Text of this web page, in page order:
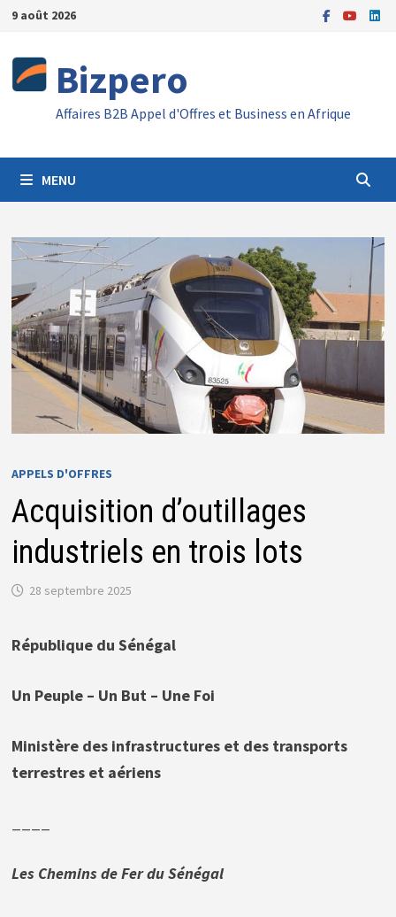
Passer
contenu
9 août 2026
Bizpero
Affaires B2B Appel d'Offres et Business en Afrique
MENU
APPELS D'OFFRES
Acquisition d’outillages
industriels en trois lots
28 septembre 2025
République du Sénégal
Un Peuple – Un But – Une Foi
Ministère des infrastructures et des transports
terrestres et aériens
Les Chemins de Fer du Sénégal